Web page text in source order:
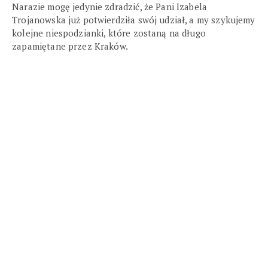
Narazie mogę jedynie zdradzić, że Pani Izabela
Trojanowska już potwierdziła swój udział, a my szykujemy
kolejne niespodzianki, które zostaną na długo
zapamiętane przez Kraków.